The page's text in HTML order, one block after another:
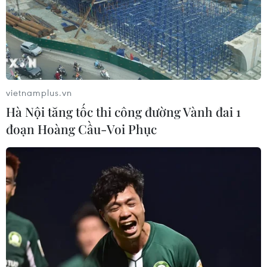
Meta cảnh báo tin tặc lợi dụng "cơn sốt" AI
để gia tăng tấn công mạng
03/05/2023 22:55
vietnamplus.vn
Hà Nội tăng tốc thi công đường Vành đai 1
đoạn Hoàng Cầu-Voi Phục